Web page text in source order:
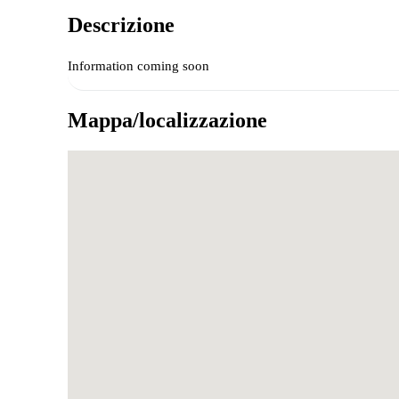
Descrizione
Information coming soon
Mappa/localizzazione